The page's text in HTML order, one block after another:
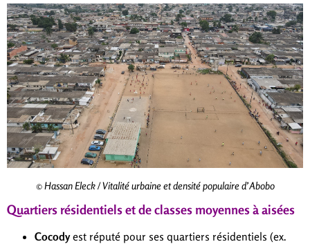
© Hassan Eleck / Vitalité urbaine et densité populaire d’Abobo
Quartiers résidentiels et de classes moyennes à aisées
Cocodyest réputé pour ses quartiers résidentiels (ex.